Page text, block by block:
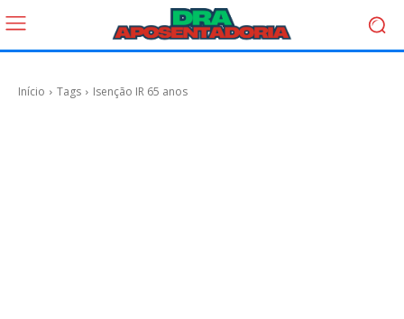
Início Tags Isenção IR 65 anos